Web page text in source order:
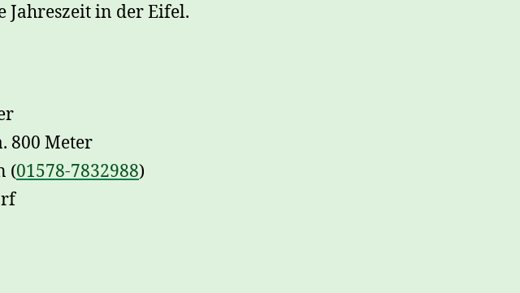
Jahreszeit in der Eifel.
800 Meter
(01578-7832988)